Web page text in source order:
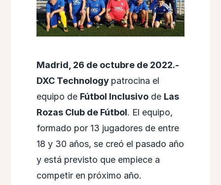
Madrid, 26 de octubre de 2022.-
DXC Technology patrocina el
equipo de Fútbol Inclusivode Las
Rozas Club de Fútbol. El equipo,
formado por 13 jugadores de entre
18 y 30 años, se creó el pasado año
y está previsto que empiece a
competir en próximo año.